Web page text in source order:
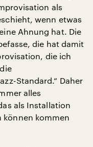
als
wenn etwas
Ahnung hat. Die
die hat damit
die ich
Standard.“ Daher
alles
als Installation
können kommen